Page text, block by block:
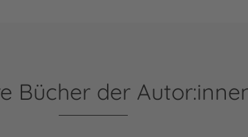
Bücher der